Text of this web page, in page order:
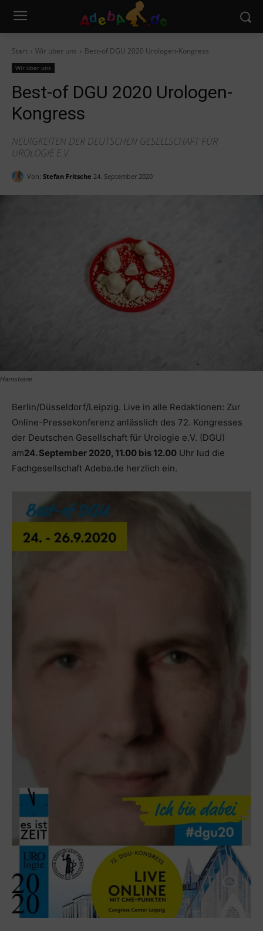
Start Wir über uns Best-of DGU 2020 Urologen-Kongress
Wir über uns
Best-of DGU 2020 Urologen-
Kongress
NEUIGKEITEN DER DEUTSCHEN GESELLSCHAFT FÜR
UROLOGIE E.V.
Von: Stefan Fritsche 24. September 2020
Harnsteine
Berlin/Düsseldorf/Leipzig. Live in alle Redaktionen: Zur
Online-Pressekonferenz anlässlich des 72. Kongresses
der Deutschen Gesellschaft für Urologie e.V. (DGU)
am24. September 2020, 11.00 bis 12.00 Uhr lud die
Fachgesellschaft Adeba.de herzlich ein.